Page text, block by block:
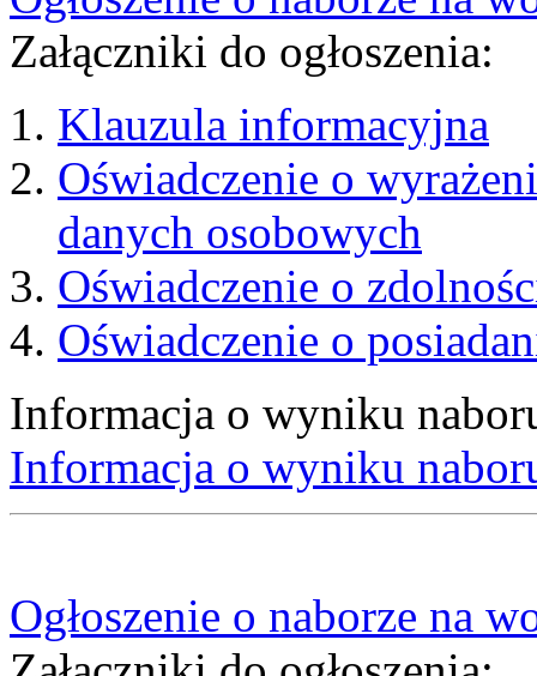
Załączniki do ogłoszenia:
Klauzula informacyjna
Oświadczenie o
danych osobowych
Oświadczenie o
Oświadczenie o
Informacja o wyniku
Informacja o wyniku
Ogłoszenie o naborze na